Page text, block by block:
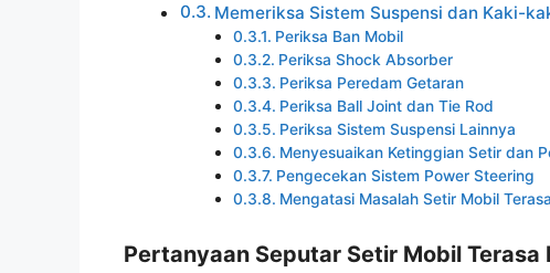
Memeriksa Sistem Suspensi dan Kaki-
Periksa Ban Mobil
Periksa Shock Absorber
Periksa Peredam Getaran
Periksa Ball Joint dan Tie Rod
Periksa Sistem Suspensi Lainnya
Menyesuaikan Ketinggian Setir dan
Pengecekan Sistem Power Steering
Mengatasi Masalah Setir Mobil
Pertanyaan Seputar Setir Mobil Terasa